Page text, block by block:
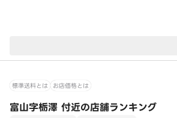
標準送料とは お店価格とは
富山字栃澤 付近の店舗ランキング